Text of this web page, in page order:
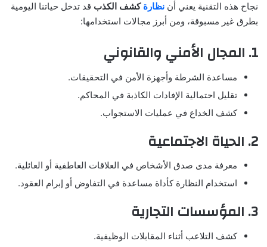
نجاح هذه التقنية يعني أن نظارة كشف الكذب قد تدخل حياتنا اليومية
بطرق غير مسبوقة، ومن أبرز مجالات استخدامها:
1. المجال الأمني والقانوني
مساعدة الشرطة وأجهزة الأمن في التحقيقات.
تقليل احتمالية الإفادات الكاذبة في المحاكم.
كشف الخداع في عمليات الاستجواب.
2. الحياة الاجتماعية
معرفة مدى صدق الأشخاص في العلاقات العاطفية أو العائلية.
استخدام النظارة كأداة مساعدة في التفاوض أو إبرام العقود.
3. المؤسسات التجارية
كشف التلاعب أثناء المقابلات الوظيفية.